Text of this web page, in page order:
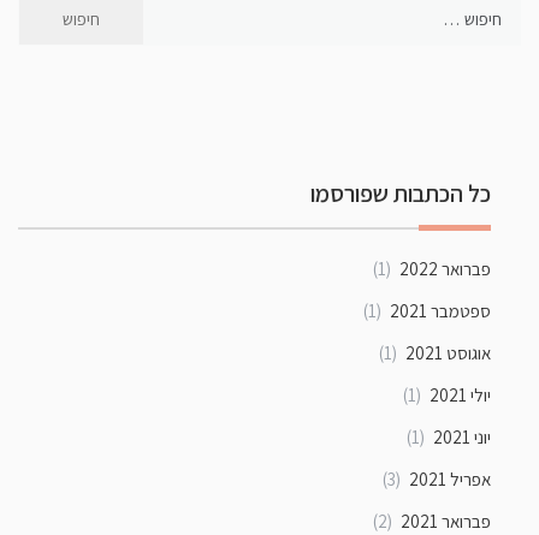
כל הכתבות שפורסמו
פברואר 2022
(1)
ספטמבר 2021
(1)
אוגוסט 2021
(1)
יולי 2021
(1)
יוני 2021
(1)
אפריל 2021
(3)
פברואר 2021
(2)